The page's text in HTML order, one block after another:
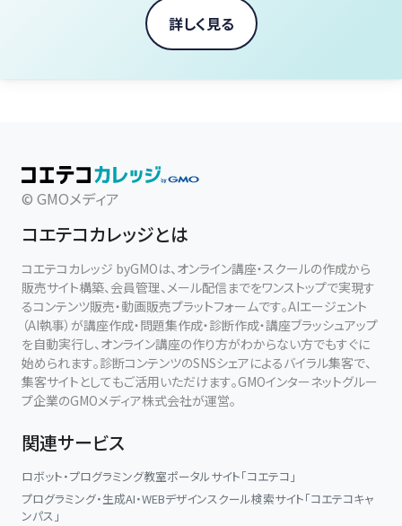
詳しく見る
© GMOメディア
コエテコカレッジとは
コエテコカレッジ byGMOは、オンライン講座・スクールの作成から
販売サイト構築、会員管理、メール配信までをワンストップで実現す
るコンテンツ販売・動画販売プラットフォームです。AIエージェント
（AI執事）が講座作成・問題集作成・診断作成・講座ブラッシュアップ
を自動実行し、オンライン講座の作り方がわからない方でもすぐに
始められます。診断コンテンツのSNSシェアによるバイラル集客で、
集客サイトとしてもご活用いただけます。GMOインターネットグルー
プ企業のGMOメディア株式会社が運営。
関連サービス
ロボット・プログラミング教室ポータルサイト「コエテコ」
プログラミング・生成AI・WEBデザインスクール検索サイト「コエテコキャ
ンパス」